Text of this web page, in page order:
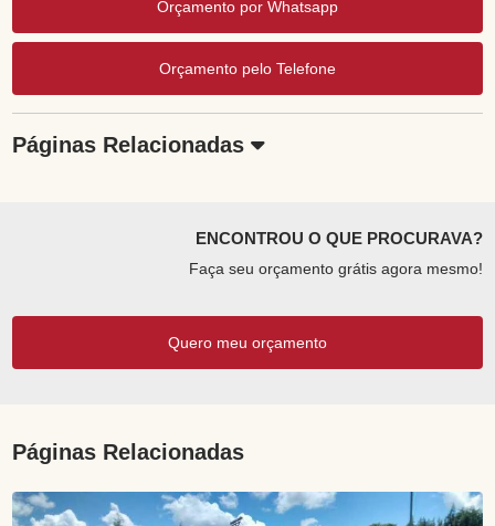
Orçamento por Whatsapp
Orçamento pelo Telefone
Páginas Relacionadas
ENCONTROU O QUE PROCURAVA?
Faça seu orçamento grátis agora mesmo!
Quero meu orçamento
Páginas Relacionadas